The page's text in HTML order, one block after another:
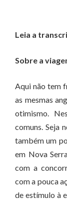
Leia a
Sobre a
Aqui não tem
as mesmas
otimismo.
comuns. Seja
também um
em Nova
com a
com a pouca
de estímulo à